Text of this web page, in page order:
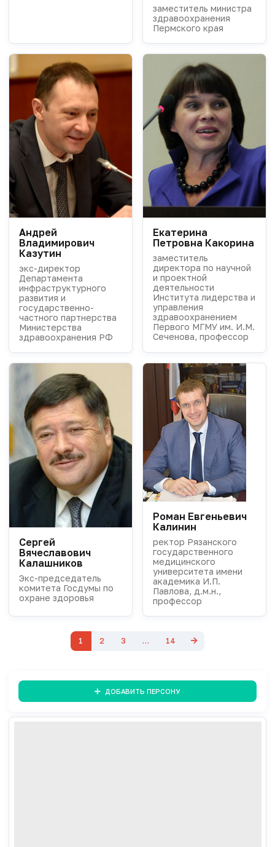
заместитель министра
здравоохранения
Пермского края
Андрей
Владимирович
Казутин
экс-директор
Департамента
инфраструктурного
развития и
государственно-
частного партнерства
Министерства
здравоохранения РФ
Екатерина
Петровна Какорина
заместитель
директора по научной
и проектной
деятельности
Института лидерства и
управления
здравоохранением
Первого МГМУ им. И.М.
Сеченова, профессор
Сергей
Вячеславович
Калашников
Экс-председатель
комитета Госдумы по
охране здоровья
Роман Евгеньевич
Калинин
ректор Рязанского
государственного
медицинского
университета имени
академика И.П.
Павлова, д.м.н.,
профессор
1 2 3 … 14
ДОБАВИТЬ ПЕРСОНУ